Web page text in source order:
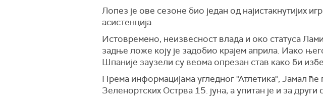
Лопез је ове сезоне био један од најистакнутијих
асистенција.
Истовремено, неизвесност влада и око статуса
задње ложе коју је задобио крајем априла. Иако
Шпаније заузели су веома опрезан став како би
Према информацијама угледног "Атлетика", Јамал
Зеленортских Острва 15. јуна, а упитан је и за